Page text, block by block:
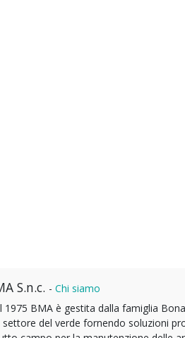
S.n.c. - Chi siamo
1975 BMA è gestita dalla famiglia
settore del verde fornendo soluzioni